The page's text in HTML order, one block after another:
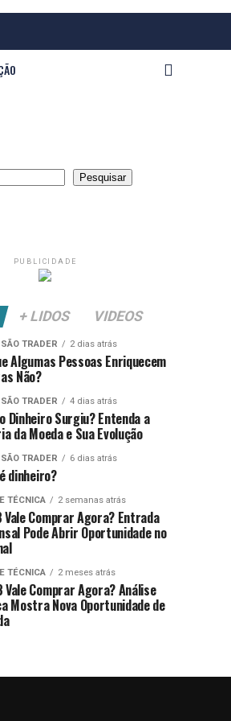
Pesquisar
PUBLICIDADE
+ LIDOS VIDEOS
TRADER 2 dias atrás
Algumas Pessoas Enriquecem
Não?
TRADER 4 dias atrás
Dinheiro Surgiu? Entenda a
da Moeda e Sua Evolução
TRADER 6 dias atrás
dinheiro?
TÉCNICA 2 semanas atrás
Vale Comprar Agora? Entrada
Pode Abrir Oportunidade no
TÉCNICA 2 meses atrás
Vale Comprar Agora? Análise
Mostra Nova Oportunidade de